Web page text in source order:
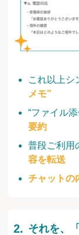
これ以上シ
メモ”
“ファイル添
要約
普段ご利用
容を転送
チャットの
それを、